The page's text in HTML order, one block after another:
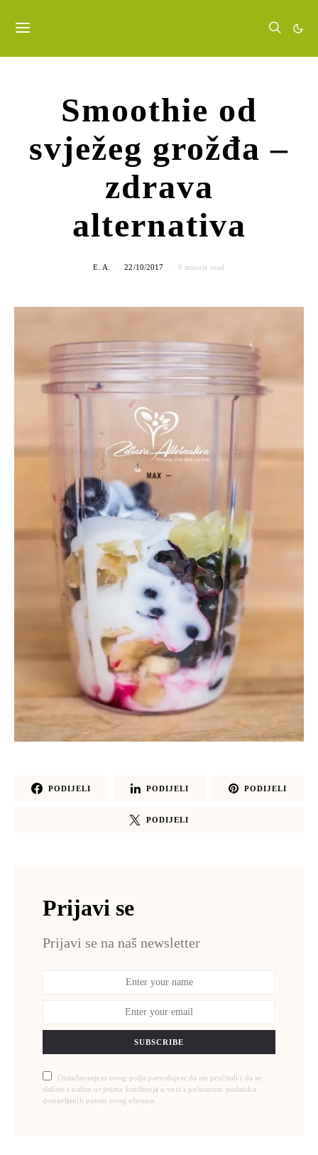
Smoothie od
svježeg grožđa –
zdrava
alternativa
E. A. 22/10/2017 0 minute read
PODIJELI PODIJELI PODIJELI
PODIJELI
Prijavi se
Prijavi se na naš newsletter
SUBSCRIBE
Označavanjem ovog polja potvrđujete da ste pročitali i da se
slažete s našim uvjetima korištenja u vezi s pohranom podataka
dostavljenih putem ovog obrasca.